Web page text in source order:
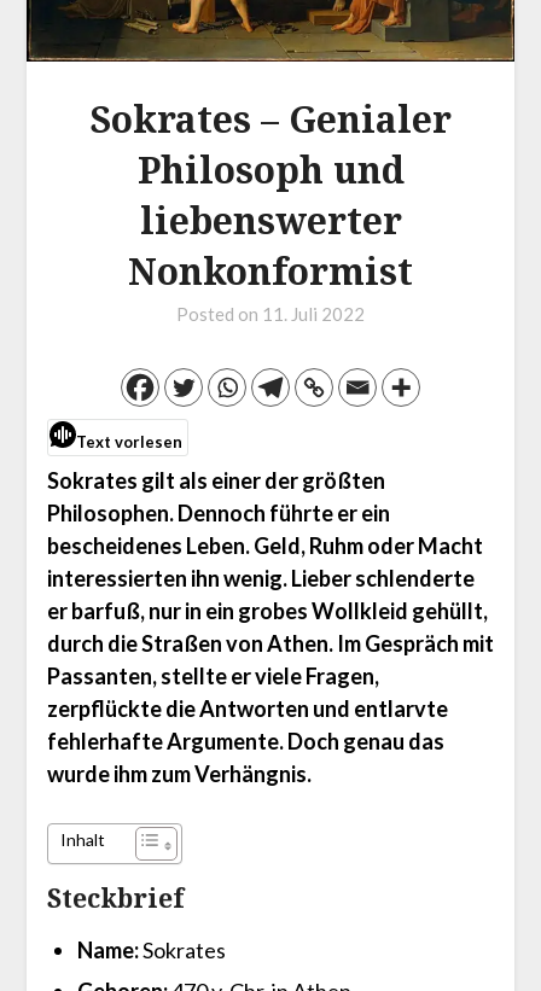
Sokrates – Genialer
Philosoph und
liebenswerter
Nonkonformist
Posted on 11. Juli 2022
Text vorlesen
Sokrates gilt als einer der größten
Philosophen. Dennoch führte er ein
bescheidenes Leben. Geld, Ruhm oder Macht
interessierten ihn wenig. Lieber schlenderte
er barfuß, nur in ein grobes Wollkleid gehüllt,
durch die Straßen von Athen. Im Gespräch mit
Passanten, stellte er viele Fragen,
zerpflückte die Antworten und entlarvte
fehlerhafte Argumente. Doch genau das
wurde ihm zum Verhängnis.
Inhalt
Steckbrief
Name:Sokrates